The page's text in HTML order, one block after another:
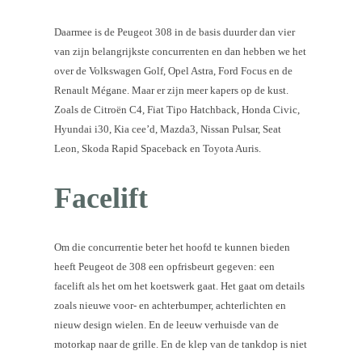
Daarmee is de Peugeot 308 in de basis duurder dan vier
van zijn belangrijkste concurrenten en dan hebben we het
over de Volkswagen Golf, Opel Astra, Ford Focus en de
Renault Mégane. Maar er zijn meer kapers op de kust.
Zoals de Citroën C4, Fiat Tipo Hatchback, Honda Civic,
Hyundai i30, Kia cee’d, Mazda3, Nissan Pulsar, Seat
Leon, Skoda Rapid Spaceback en Toyota Auris.
Facelift
Om die concurrentie beter het hoofd te kunnen bieden
heeft Peugeot de 308 een opfrisbeurt gegeven: een
facelift als het om het koetswerk gaat. Het gaat om details
zoals nieuwe voor- en achterbumper, achterlichten en
nieuw design wielen. En de leeuw verhuisde van de
motorkap naar de grille. En de klep van de tankdop is niet